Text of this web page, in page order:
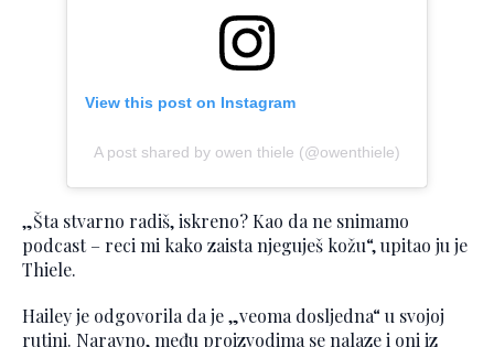
View this post on Instagram
A post shared by owen thiele (@owenthiele)
„Šta stvarno radiš, iskreno? Kao da ne snimamo
podcast – reci mi kako zaista njeguješ kožu“, upitao ju je
Thiele.
Hailey je odgovorila da je „veoma dosljedna“ u svojoj
rutini. Naravno, među proizvodima se nalaze i oni iz